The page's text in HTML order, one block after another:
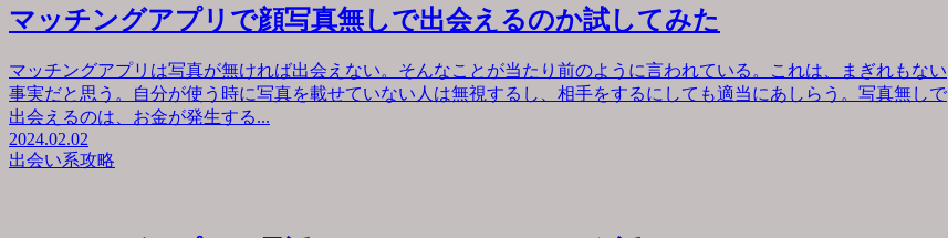
マッチングアプリで顔写真無しで出会えるのか試してみた
マッチングアプリは写真が無ければ出会えない。そんなことが当たり前のように言われている。これは、まぎれもない
事実だと思う。自分が使う時に写真を載せていない人は無視するし、相手をするにしても適当にあしらう。写真無しで
出会えるのは、お金が発生する...
2024.02.02
出会い系攻略